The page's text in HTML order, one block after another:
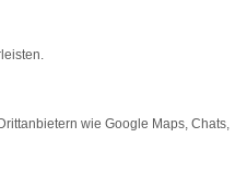
die Seite in einem
wie Google Maps, Chats,